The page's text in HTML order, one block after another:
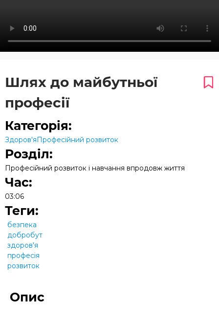
Шлях до майбутньої
професії
Категорія:
Здоров'яПрофесійний розвиток
Розділ:
Професійний розвиток і навчання впродовж життя
Час:
03:06
Теги:
безпека
добробут
здоров'я
професія
розвиток
Опис